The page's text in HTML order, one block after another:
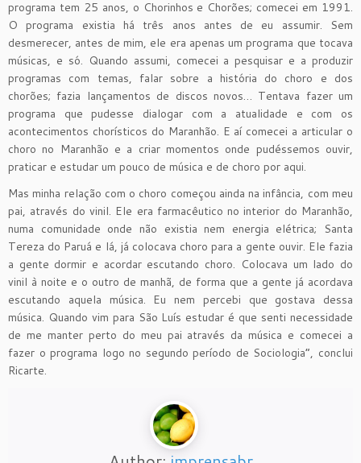
programa tem 25 anos, o Chorinhos e Chorões; comecei em 1991.
O programa existia há três anos antes de eu assumir. Sem
desmerecer, antes de mim, ele era apenas um programa que tocava
músicas, e só. Quando assumi, comecei a pesquisar e a produzir
programas com temas, falar sobre a história do choro e dos
chorões; fazia lançamentos de discos novos… Tentava fazer um
programa que pudesse dialogar com a atualidade e com os
acontecimentos chorísticos do Maranhão. E aí comecei a articular o
choro no Maranhão e a criar momentos onde pudéssemos ouvir,
praticar e estudar um pouco de música e de choro por aqui.
Mas minha relação com o choro começou ainda na infância, com meu
pai, através do vinil. Ele era farmacêutico no interior do Maranhão,
numa comunidade onde não existia nem energia elétrica; Santa
Tereza do Paruá e lá, já colocava choro para a gente ouvir. Ele fazia
a gente dormir e acordar escutando choro. Colocava um lado do
vinil à noite e o outro de manhã, de forma que a gente já acordava
escutando aquela música. Eu nem percebi que gostava dessa
música. Quando vim para São Luís estudar é que senti necessidade
de me manter perto do meu pai através da música e comecei a
fazer o programa logo no segundo período de Sociologia”, conclui
Ricarte.